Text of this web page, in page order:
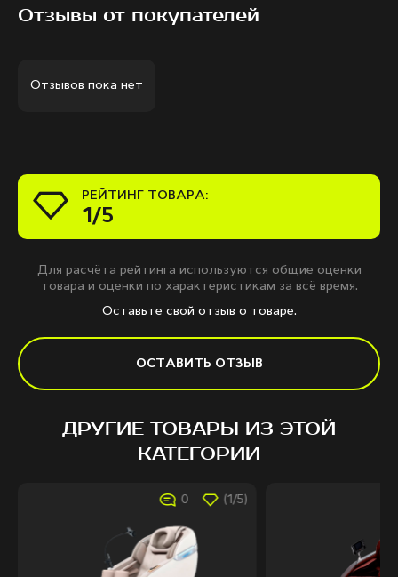
Отзывы от покупателей
Отзывов пока нет
РЕЙТИНГ ТОВАРА:
1/5
Для расчёта рейтинга используются общие оценки
товара и оценки по характеристикам за всё время.
Оставьте свой отзыв о товаре.
ОСТАВИТЬ ОТЗЫВ
ДРУГИЕ ТОВАРЫ ИЗ ЭТОЙ
КАТЕГОРИИ
0 (1/5)